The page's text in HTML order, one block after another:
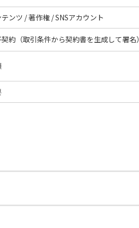
ンツ / 著作権 / SNSアカウント
約（取引条件から契約書を生成して署名）